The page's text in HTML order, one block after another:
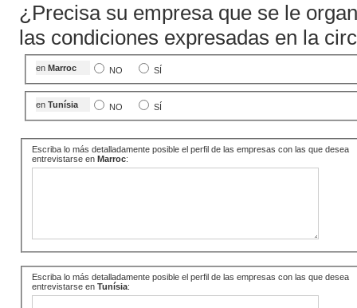
¿Precisa su empresa que se le
las condiciones expresadas en la
en Marroc NO SÍ
en Tunísia NO SÍ
Escriba lo más detalladamente posible el perfil de las empresas con las que desea
entrevistarse en Marroc:
Escriba lo más detalladamente posible el perfil de las empresas con las que desea
entrevistarse en Tunísia: